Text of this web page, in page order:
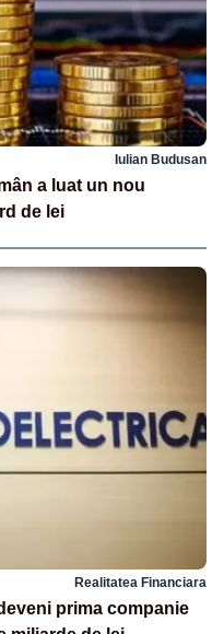
Iulian Budusan
a luat un nou
de lei
Realitatea Financiara
prima companie